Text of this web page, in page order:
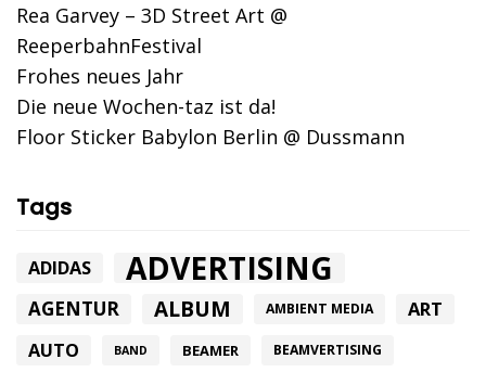
Rea Garvey – 3D Street Art @
ReeperbahnFestival
Frohes neues Jahr
Die neue Wochen-taz ist da!
Floor Sticker Babylon Berlin @ Dussmann
Tags
ADIDAS ADVERTISING
AGENTUR ALBUM AMBIENT MEDIA ART
AUTO BAND BEAMER BEAMVERTISING